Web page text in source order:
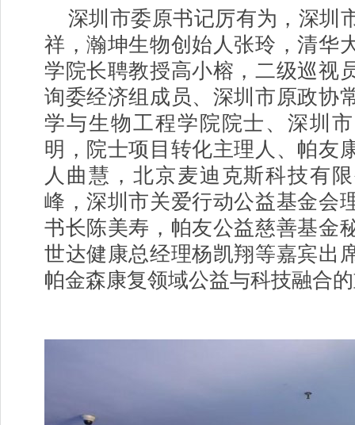
深圳市委原书记厉有为，深圳
祥，瀚坤生物创始人张玲，清华
学院长聘教授高小榕，二级巡视
询委经济组成员、深圳市原政协
学与生物工程学院院士、深圳
明，院士项目转化主理人、帕友
人曲慧，北京麦迪克斯科技有
峰，深圳市关爱行动公益基金会
书长陈美寿，帕友公益慈善基金
世达健康总经理杨凯翔等嘉宾出
帕金森康复领域公益与科技融合